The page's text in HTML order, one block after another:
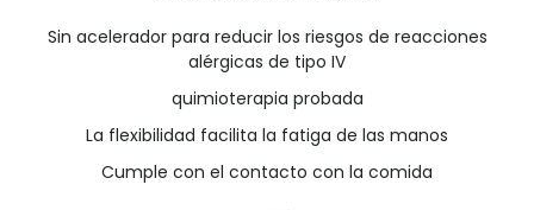
Sin acelerador para reducir los riesgos de reacciones
alérgicas de tipo IV
quimioterapia probada
La flexibilidad facilita la fatiga de las manos
Cumple con el contacto con la comida